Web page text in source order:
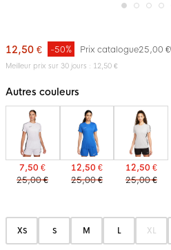
de
la
12,50 € Prix catalogue25,00 €
-50%
Meilleur prix sur 30 jours : 12,50 €
Autres couleurs
7,50 €
25,00 €
12,50 €
25,00 €
12,50 €
25,00 €
XS S M L XL